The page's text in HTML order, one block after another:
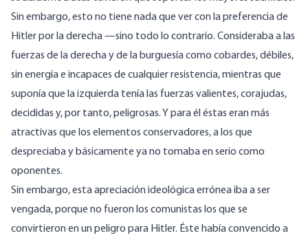
Sin embargo, esto no tiene nada que ver con la preferencia de
Hitler por la derecha —sino todo lo contrario. Consideraba a las
fuerzas de la derecha y de la burguesía como cobardes, débiles,
sin energía e incapaces de cualquier resistencia, mientras que
suponía que la izquierda tenía las fuerzas valientes, corajudas,
decididas y, por tanto, peligrosas. Y para él éstas eran más
atractivas que los elementos conservadores, a los que
despreciaba y básicamente ya no tomaba en serio como
oponentes.
Sin embargo, esta apreciación ideológica errónea iba a ser
vengada, porque no fueron los comunistas los que se
convirtieron en un peligro para Hitler. Éste había convencido a